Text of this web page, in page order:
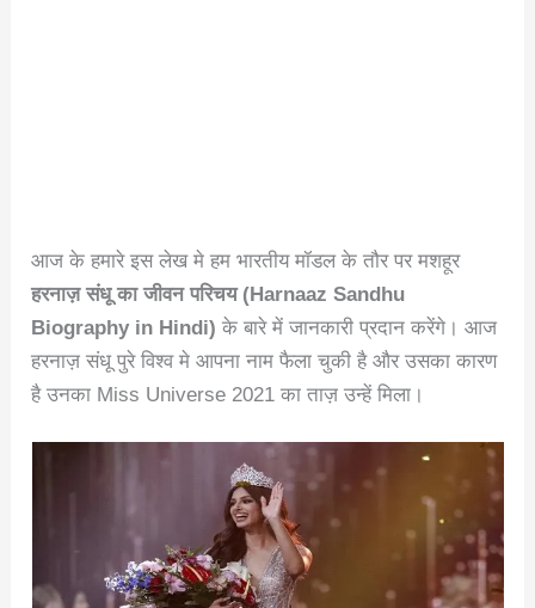
आज के हमारे इस लेख मे हम भारतीय मॉडल के तौर पर मशहूर
हरनाज़ संधू का जीवन परिचय (Harnaaz Sandhu
Biography in Hindi) के बारे में जानकारी प्रदान करेंगे। आज
हरनाज़ संधू पुरे विश्व मे आपना नाम फैला चुकी है और उसका कारण
है उनका Miss Universe 2021 का ताज़ उन्हें मिला।